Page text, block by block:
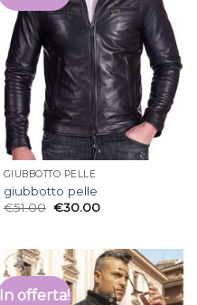
GIUBBOTTO PELLE
giubbotto pelle
€51.00 €30.00
In offerta!